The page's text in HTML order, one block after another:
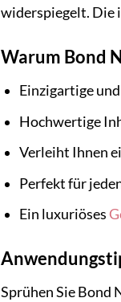
widerspiegelt. Die
Warum Bond
Einzigartige
Hochwertige
Verleiht Ihnen
Perfekt für
Ein luxuriöses
Sprühen Sie Bond